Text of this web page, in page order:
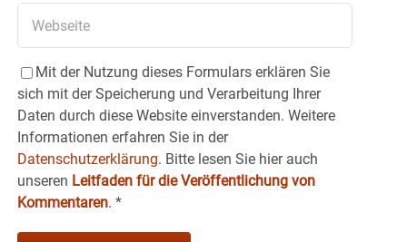
Mit der Nutzung dieses Formulars erklären Sie
sich mit der Speicherung und Verarbeitung Ihrer
Daten durch diese Website einverstanden. Weitere
Informationen erfahren Sie in der
Datenschutzerklärung. Bitte lesen Sie hier auch
unseren Leitfaden für die Veröffentlichung von
Kommentaren. *